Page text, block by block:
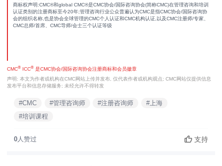
商标权声明:CMC®和global CMC®是CMC协会/国际咨询协会(简称CMC)在管理咨询和培训
认证类别的注册商标至今20年;管理咨询行业公众普遍认为CMC是指CMC协会/国际咨询协
会的组织名称,也是协会全球管理的CMC个人认证和CMC机构认证,以及CMC注册师/专家、
CMC总师/首席、CMC导师/会士三个认证等级
CMC® ICC® 是CMC协会/国际咨询协会注册商标和会员徽章
声明: 本文为作者或机构在CMC网站上传并发布, 仅代表作者或机构观点; CMC网站仅提供信息
发布平台和信息存储服务; 未经允许不得转发
#CMC #管理咨询师 #注册咨询师
#上海
#培训课程
0人赞过 支持